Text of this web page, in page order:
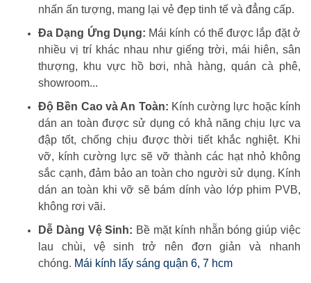
nhấn ấn tượng, mang lại vẻ đẹp tinh tế và đẳng cấp.
Đa Dạng Ứng Dụng: Mái kính có thể được lắp đặt ở
nhiều vị trí khác nhau như giếng trời, mái hiên, sân
thượng, khu vực hồ bơi, nhà hàng, quán cà phê,
showroom...
Độ Bền Cao và An Toàn: Kính cường lực hoặc kính
dán an toàn được sử dụng có khả năng chịu lực va
đập tốt, chống chịu được thời tiết khắc nghiệt. Khi
vỡ, kính cường lực sẽ vỡ thành các hạt nhỏ không
sắc cạnh, đảm bảo an toàn cho người sử dụng. Kính
dán an toàn khi vỡ sẽ bám dính vào lớp phim PVB,
không rơi vãi.
Dễ Dàng Vệ Sinh: Bề mặt kính nhẵn bóng giúp việc
lau chùi, vệ sinh trở nên đơn giản và nhanh
chóng. Mái kính lấy sáng quận 6, 7 hcm